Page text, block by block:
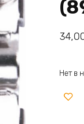
Нет в